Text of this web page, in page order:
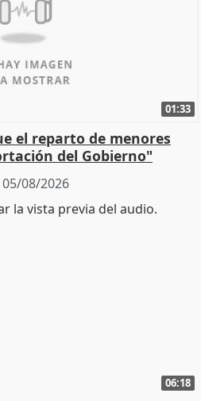
01:33
el reparto de menores
del Gobierno"
05/08/2026
06:18